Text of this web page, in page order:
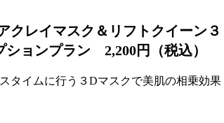
レイマスク＆リフトクイーン３
ョンプラン 2,200円（税込）
タイムに行う３Dマスクで美肌の相乗効果